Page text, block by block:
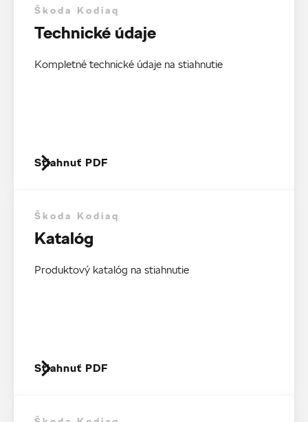
Škoda Kodiaq
Technické údaje
Kompletné technické údaje na stiahnutie
Stiahnuť PDF
Škoda Kodiaq
Katalóg
Produktový katalóg na stiahnutie
Stiahnuť PDF